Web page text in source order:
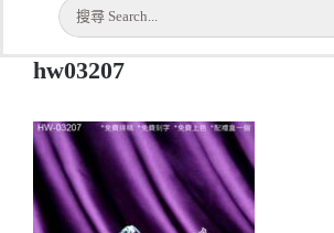
首頁
一天快取
實用系列
搜
索
結
hw03207